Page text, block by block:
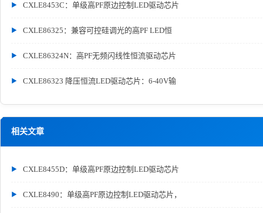
CXLE8453C：单级高PF原边控制LED驱动芯片
CXLE86325：兼容可控硅调光的高PF LED恒
CXLE86324N：高PF无频闪线性恒流驱动芯片
CXLE86323 降压恒流LED驱动芯片：6-40V输
相关文章
CXLE8455D：单级高PF原边控制LED驱动芯片
CXLE8490：单级高PF原边控制LED驱动芯片，